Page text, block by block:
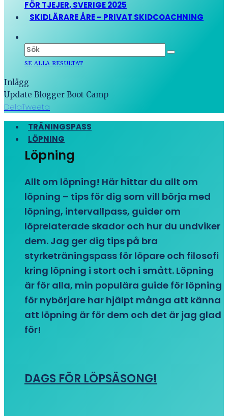
FÖR TJEJER, SVERIGE 2025
SKIDLÄRARE ÅRE – PRIVAT SKIDCOACHNING
SE ALLA RESULTAT
Inlägg
Update Blogger Boot Camp
DelaTweeta
TRÄNINGSPASS
LÖPNING
Löpning
Allt om löpning! Här hittar du allt om
löpning – tips för dig som vill börja med
löpning, intervallpass, guider om
löprelaterade skador och hur du undviker
dem. Jag ger dig tips på bra
styrketräningspass för löpare och filosofi
kring löpning i stort och i smått. Löpning
är för alla, min populära guide för löpning
för nybörjare har hjälpt många att känna
att löpning är för dem och det är jag glad
för!
DAGS FÖR LÖPSÄSONG!